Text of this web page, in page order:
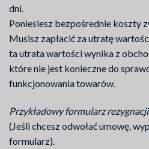
dni.
Poniesiesz bezpośrednie koszty
Musisz zapłacić za utratę
ta utrata wartości wynika z
które nie jest konieczne do
funkcjonowania towarów.
Przykładowy formularz rezygnacji
(Jeśli chcesz odwołać umowę,
formularz).